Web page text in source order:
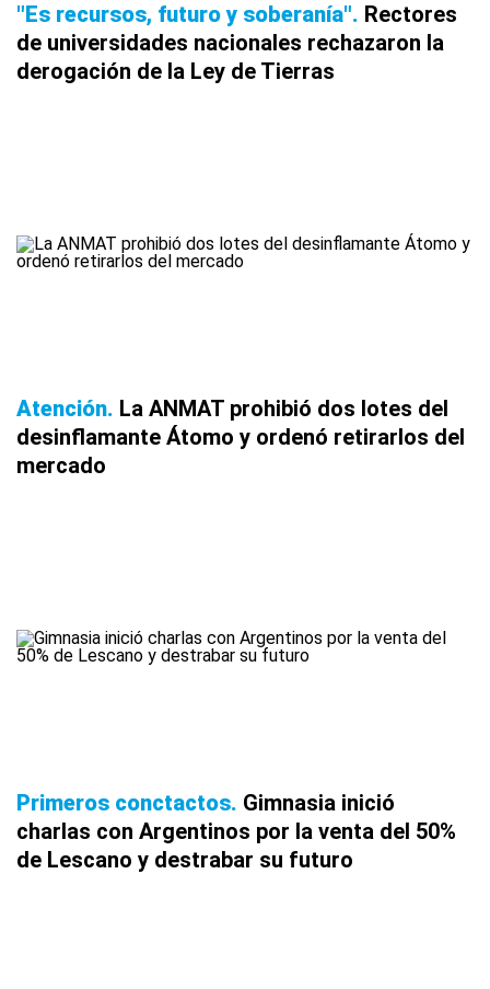
"Es recursos, futuro y soberanía" Rectores
de universidades nacionales rechazaron la
derogación de la Ley de Tierras
Atención La ANMAT prohibió dos lotes del
desinflamante Átomo y ordenó retirarlos del
mercado
Primeros conctactos Gimnasia inició
charlas con Argentinos por la venta del 50%
de Lescano y destrabar su futuro